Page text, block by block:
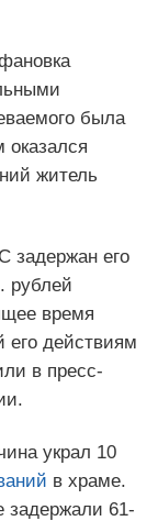
была
оказался
житель
задержан его
рублей
время
его действиям
в пресс-
украл 10
в храме.
задержали 61-